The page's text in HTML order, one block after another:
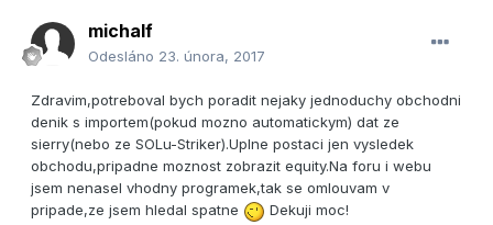
michalf
Odesláno 23. února, 2017
Zdravim,potreboval bych poradit nejaky jednoduchy obchodni
denik s importem(pokud mozno automatickym) dat ze
sierry(nebo ze SOLu-Striker).Uplne postaci jen vysledek
obchodu,pripadne moznost zobrazit equity.Na foru i webu
jsem nenasel vhodny programek,tak se omlouvam v
pripade,ze jsem hledal spatne
Dekuji moc!